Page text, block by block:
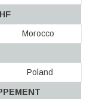
Morocco
Poland